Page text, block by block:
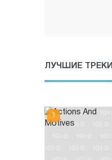
ЛУЧШИЕ ТРЕКИ